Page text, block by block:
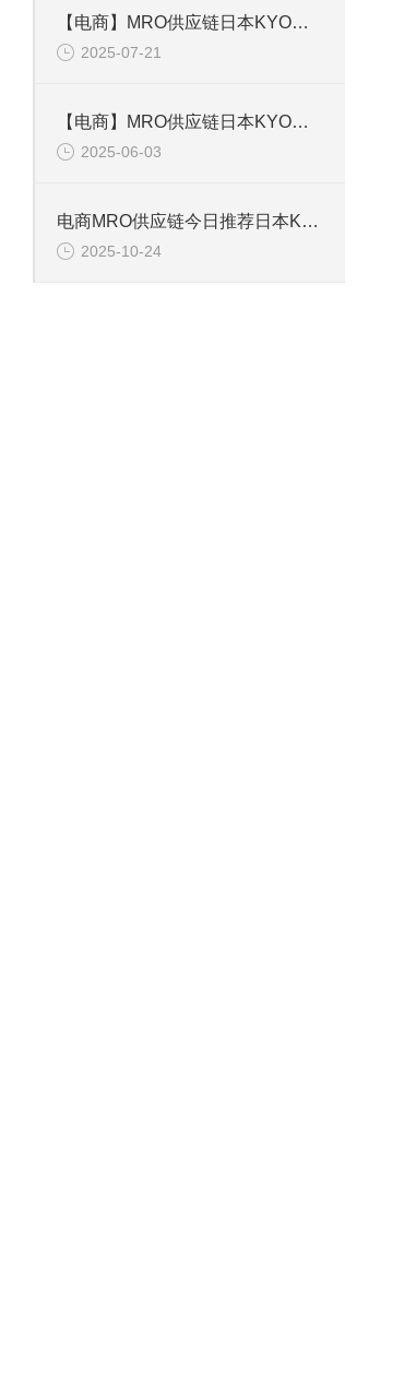
【电商】MRO供应链日本KYOWA共和 通用箔式应变片KFGS-2-350-D1-23
2025-07-21
【电商】MRO供应链日本KYOWA共和 小型通用显示器WGI-400A-00E
2025-06-03
电商MRO供应链今日推荐日本KYOWA共和电业应变片KFGS-1-120-D17-11 L3M2S
2025-10-24